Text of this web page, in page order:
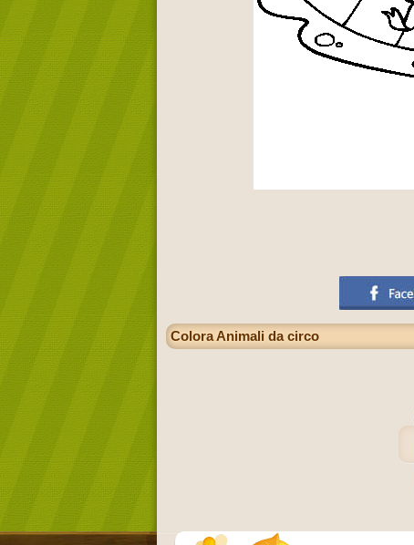
Colora Animali da circo